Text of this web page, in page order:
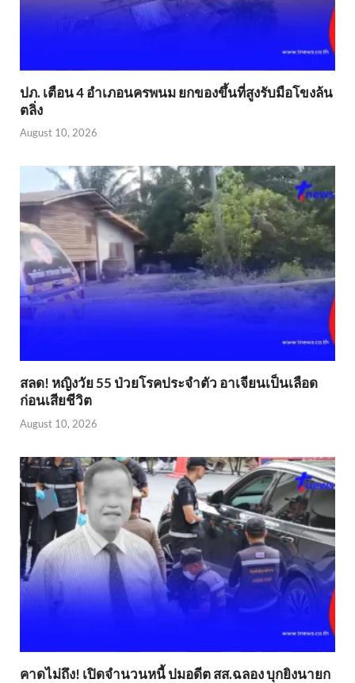
ปภ. เตือน 4 อำเภอนครพนม ยกของขึ้นที่สูงรับมือโขงล้น
ตลิ่ง
August 10, 2026
สลด! หญิงวัย 55 ป่วยโรคประจำตัว อาเจียนเป็นเลือด
ก่อนเสียชีวิต
August 10, 2026
คาดไม่ถึง! เปิดจำนวนหนี้ ปมอดีต สส.ฉลอง บุกยิงนายก